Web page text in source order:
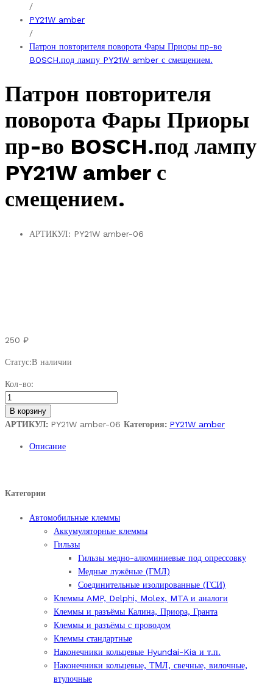
/
PY21W amber
/
Патрон повторителя поворота Фары Приоры пр-во
BOSCH.под лампу PY21W amber с смещением.
Патрон повторителя
поворота Фары Приоры
пр-во BOSCH.под лампу
PY21W amber с
смещением.
АРТИКУЛ: PY21W amber-06
250 ₽
Статус:В наличии
Патрон
повторителя
поворота
Фары
лампу
amber
смещением.
Кол-во:
В корзину
АРТИКУЛ: PY21W amber-06 Категория: PY21W amber
Описание
Категории
Автомобильные клеммы
Аккумуляторные клеммы
Гильзы
Гильзы медно-алюминиевые под опрессовку
Медные лужёные (ГМЛ)
Соединительные изолированные (ГСИ)
Клеммы AMP, Delphi, Molex, MTA и аналоги
Клеммы и разъёмы Калина, Приора, Гранта
Клеммы и разъёмы с проводом
Клеммы стандартные
Наконечники кольцевые Hyundai-Kia и т.п.
Наконечники кольцевые, ТМЛ, свечные, вилочные,
втулочные